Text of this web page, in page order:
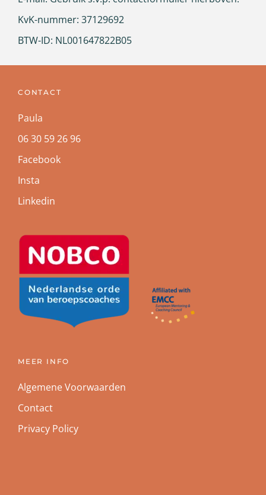
KvK-nummer: 37129692
BTW-ID: NL001647822B05
CONTACT
Paula
06 30 59 26 96
Facebook
Insta
Linkedin
MEER INFO
Algemene Voorwaarden
Contact
Privacy Policy